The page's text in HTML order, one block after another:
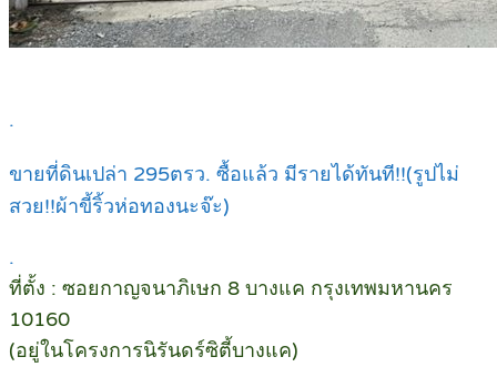
.
ขายที่ดินเปล่า 295ตรว. ซื้อแล้ว มีรายได้ทันที!!(รูปไม่
สวย!!ผ้าขี้ริ้วห่อทองนะจ๊ะ)
.
ที่ตั้ง : ซอยกาญจนาภิเษก 8 บางแค กรุงเทพมหานคร
10160
(อยู่ในโครงการนิรันดร์ซิตี้บางแค)